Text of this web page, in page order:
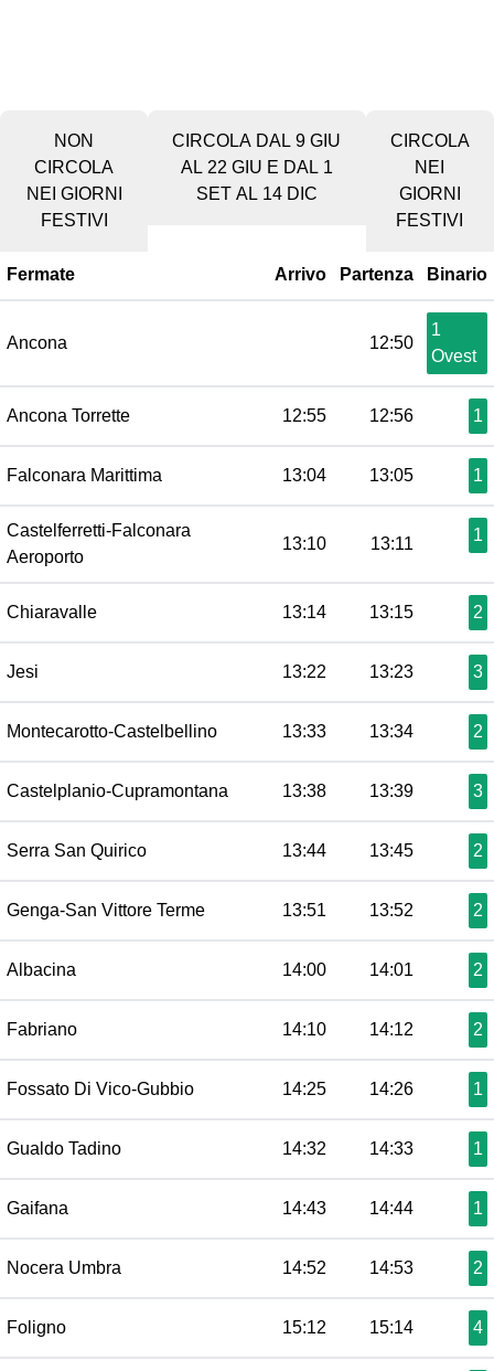
NON
CIRCOLA
NEI GIORNI
FESTIVI
CIRCOLA DAL 9 GIU
AL 22 GIU E DAL 1
SET AL 14 DIC
CIRCOLA
NEI
GIORNI
FESTIVI
Fermate Arrivo Partenza Binario
Ancona 12:50
1
Ovest
Ancona Torrette 12:55 12:56 1
Falconara Marittima 13:04 13:05 1
Castelferretti-Falconara
Aeroporto
13:10 13:11 1
Chiaravalle 13:14 13:15 2
Jesi 13:22 13:23 3
Montecarotto-Castelbellino 13:33 13:34 2
Castelplanio-Cupramontana 13:38 13:39 3
Serra San Quirico 13:44 13:45 2
Genga-San Vittore Terme 13:51 13:52 2
Albacina 14:00 14:01 2
Fabriano 14:10 14:12 2
Fossato Di Vico-Gubbio 14:25 14:26 1
Gualdo Tadino 14:32 14:33 1
Gaifana 14:43 14:44 1
Nocera Umbra 14:52 14:53 2
Foligno 15:12 15:14 4